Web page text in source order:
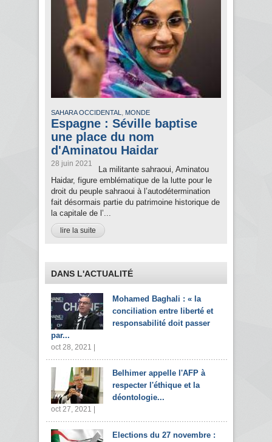
SAHARA OCCIDENTAL , MONDE
Espagne : Séville baptise
une place du nom
d'Aminatou Haidar
28 juin 2021
La militante sahraoui, Aminatou
Haidar, figure emblématique de la lutte pour le
droit du peuple sahraoui à l’autodétermination
fait désormais partie du patrimoine historique de
la capitale de l’...
lire la suite
DANS L'ACTUALITÉ
Mohamed Baghali : « la
conciliation entre liberté et
responsabilité doit passer
par...
oct 28, 2021 |
Belhimer appelle l'AFP à
respecter l'éthique et la
déontologie...
oct 27, 2021 |
Elections du 27 novembre :